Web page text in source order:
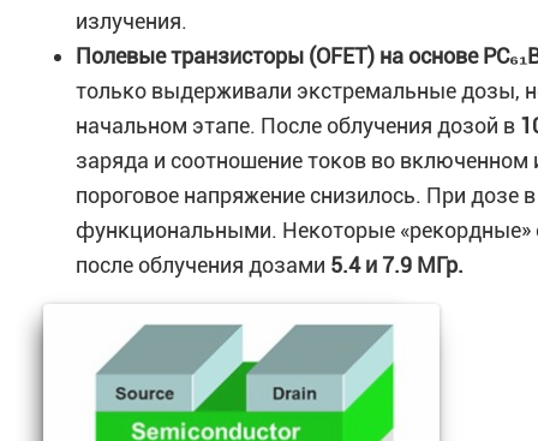
излучения.
Полевые транзисторы (OFET) на основе
только выдерживали экстремальные дозы,
начальном этапе. После облучения дозой в
заряда и соотношение токов во включенном
пороговое напряжение снизилось. При дозе
функциональными. Некоторые
после облучения дозами 5.4 и 7.9 МГр.